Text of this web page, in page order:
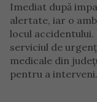
Imediat după
alertate, iar o
locul
serviciul de
medicale din
pentru a interveni.